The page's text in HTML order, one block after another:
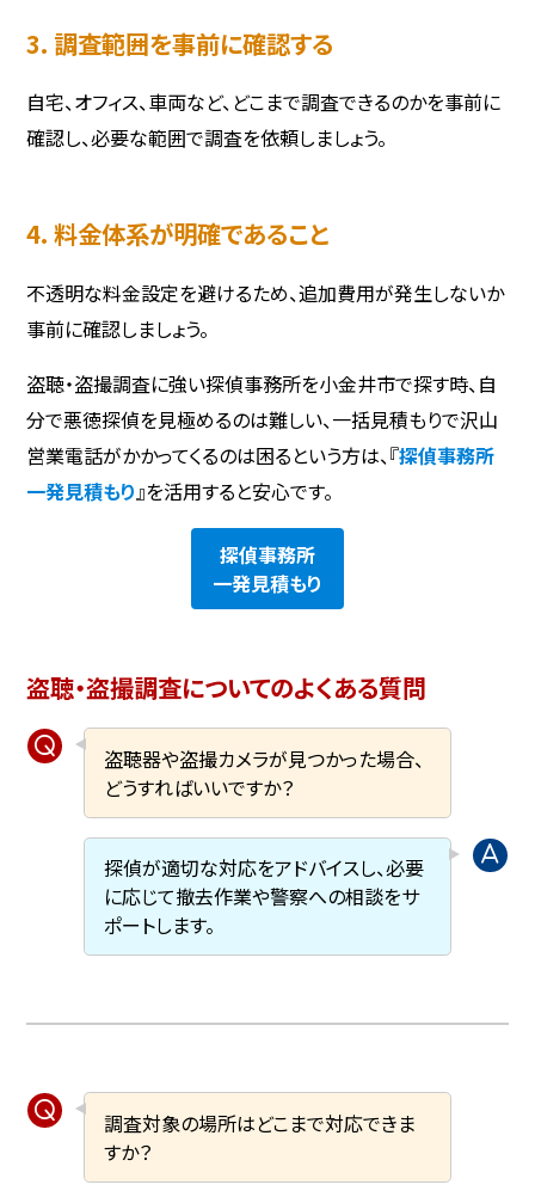
3. 調査範囲を事前に確認する
自宅、オフィス、車両など、どこまで調査できるのかを事前に
確認し、必要な範囲で調査を依頼しましょう。
4. 料金体系が明確であること
不透明な料金設定を避けるため、追加費用が発生しないか
事前に確認しましょう。
盗聴・盗撮調査に強い探偵事務所を小金井市で探す時、自
分で悪徳探偵を見極めるのは難しい、一括見積もりで沢山
営業電話がかかってくるのは困るという方は、『探偵事務所
一発見積もり 』を活用すると安心です。
探偵事務所
一発見積もり
盗聴・盗撮調査についてのよくある質問
盗聴器や盗撮カメラが見つかった場合、
どうすればいいですか？
探偵が適切な対応をアドバイスし、必要
に応じて撤去作業や警察への相談をサ
ポートします。
調査対象の場所はどこまで対応できま
すか？